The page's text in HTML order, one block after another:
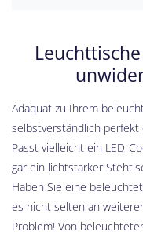
Adäquat zu Ihrem
selbstverständlich perfekt
Passt vielleicht ein LED-
gar ein lichtstarker
Haben Sie eine
es nicht selten an
Problem! Von